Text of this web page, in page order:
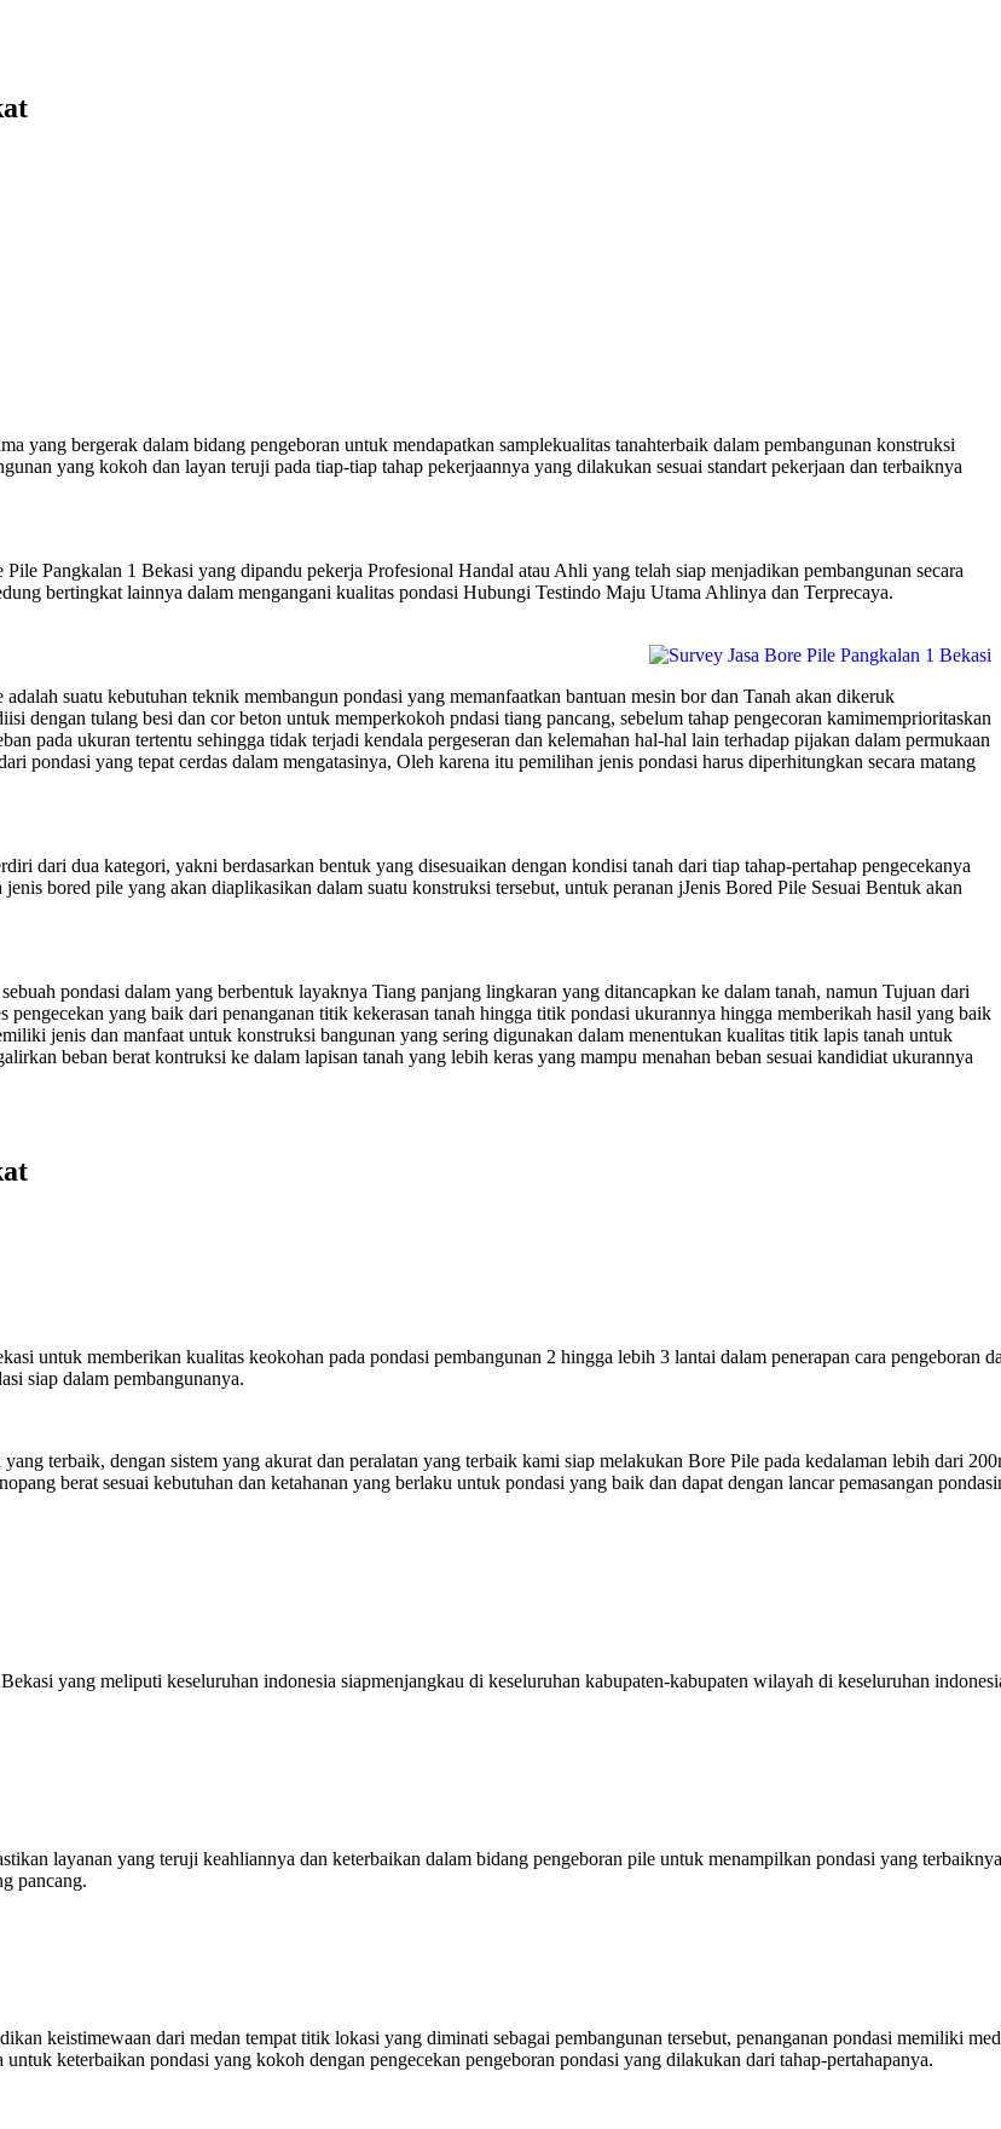
yang bergerak dalam bidang pengeboran untuk mendapatkan samplekualitas tanahterbaik dalam pembangunan konstruksi
yang kokoh dan layan teruji pada tiap-tiap tahap pekerjaannya yang dilakukan sesuai standart pekerjaan dan terbaiknya
Pangkalan 1 Bekasi yang dipandu pekerja Profesional Handal atau Ahli yang telah siap menjadikan pembangunan secara
bertingkat lainnya dalam mengangani kualitas pondasi Hubungi Testindo Maju Utama Ahlinya dan Terprecaya.
suatu kebutuhan teknik membangun pondasi yang memanfaatkan bantuan mesin bor dan Tanah akan dikeruk
dengan tulang besi dan cor beton untuk memperkokoh pndasi tiang pancang, sebelum tahap pengecoran kamimemprioritaskan
pada ukuran tertentu sehingga tidak terjadi kendala pergeseran dan kelemahan hal-hal lain terhadap pijakan dalam permukaan
pondasi yang tepat cerdas dalam mengatasinya, Oleh karena itu pemilihan jenis pondasi harus diperhitungkan secara matang
dari dua kategori, yakni berdasarkan bentuk yang disesuaikan dengan kondisi tanah dari tiap tahap-pertahap pengecekanya
bored pile yang akan diaplikasikan dalam suatu konstruksi tersebut, untuk peranan jJenis Bored Pile Sesuai Bentuk akan
pondasi dalam yang berbentuk layaknya Tiang panjang lingkaran yang ditancapkan ke dalam tanah, namun Tujuan dari
pengecekan yang baik dari penanganan titik kekerasan tanah hingga titik pondasi ukurannya hingga memberikah hasil yang baik
jenis dan manfaat untuk konstruksi bangunan yang sering digunakan dalam menentukan kualitas titik lapis tanah untuk
beban berat kontruksi ke dalam lapisan tanah yang lebih keras yang mampu menahan beban sesuai kandidiat ukurannya
untuk memberikan kualitas keokohan pada pondasi pembangunan 2 hingga lebih 3 lantai dalam penerapan cara pengeboran
siap dalam pembangunanya.
terbaik, dengan sistem yang akurat dan peralatan yang terbaik kami siap melakukan Bore Pile pada kedalaman lebih dari
berat sesuai kebutuhan dan ketahanan yang berlaku untuk pondasi yang baik dan dapat dengan lancar pemasangan
yang meliputi keseluruhan indonesia siapmenjangkau di keseluruhan kabupaten-kabupaten wilayah di keseluruhan
layanan yang teruji keahliannya dan keterbaikan dalam bidang pengeboran pile untuk menampilkan pondasi yang
pancang.
keistimewaan dari medan tempat titik lokasi yang diminati sebagai pembangunan tersebut, penanganan pondasi memiliki
keterbaikan pondasi yang kokoh dengan pengecekan pengeboran pondasi yang dilakukan dari tahap-pertahapanya.